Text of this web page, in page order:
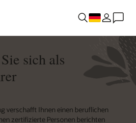
sich als
verschafft Ihnen einen beruflichen
zertifizierte Personen berichten